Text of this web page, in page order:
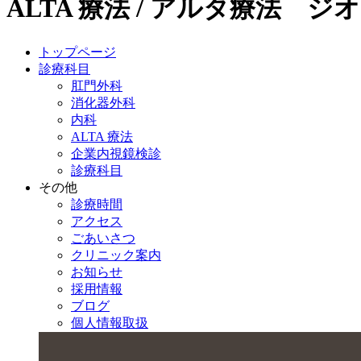
ALTA 療法 / アルタ療法 ジ
トップページ
診療科目
肛門外科
消化器外科
内科
ALTA 療法
企業内視鏡検診
診療科目
その他
診療時間
アクセス
ごあいさつ
クリニック案内
お知らせ
採用情報
ブログ
個人情報取扱